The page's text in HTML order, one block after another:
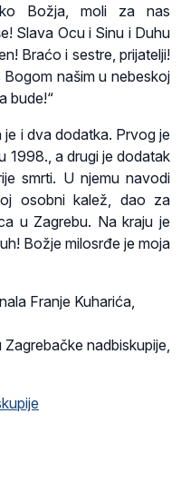
Božja, moli za nas
Slava Ocu i Sinu i Duhu
Braćo i sestre, prijatelji!
našim u nebeskoj
bude!“
je i dva dodatka. Prvog je
1998., a drugi je dodatak
smrti. U njemu navodi
osobni kalež, dao za
u Zagrebu. Na kraju je
Božje milosrđe je moja
Franje Kuharića,
nadbiskupije,